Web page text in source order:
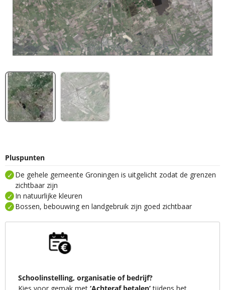
Pluspunten
De gehele gemeente Groningen is uitgelicht zodat de grenzen
zichtbaar zijn
In natuurlijke kleuren
Bossen, bebouwing en landgebruik zijn goed zichtbaar
Schoolinstelling, organisatie of bedrijf?